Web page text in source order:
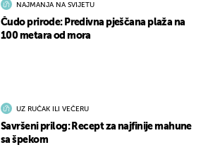
NAJMANJA NA SVIJETU
Čudo prirode: Predivna pješčana plaža na
100 metara od mora
UZ RUČAK ILI VEČERU
Savršeni prilog: Recept za najfinije mahune
sa špekom